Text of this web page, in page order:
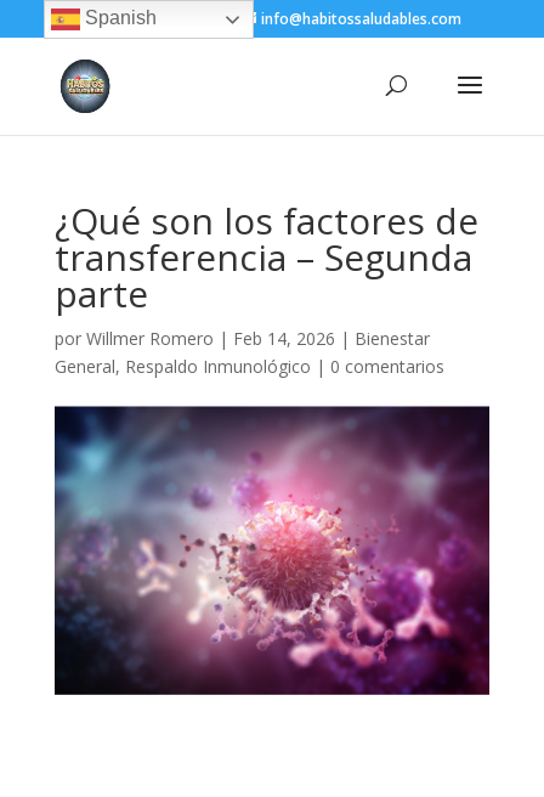
+(505) 8200-1450 info@habitossaludables.com
¿Qué son los factores de
transferencia – Segunda
parte
por Willmer Romero | Feb 14, 2026 | Bienestar
General, Respaldo Inmunológico | 0 comentarios
Spanish